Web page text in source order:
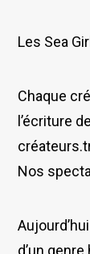
Les Sea
Chaque
l’écriture
Nos
d’un